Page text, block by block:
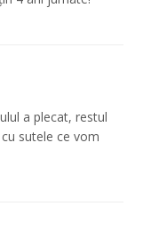
a plecat, restul
sutele ce vom